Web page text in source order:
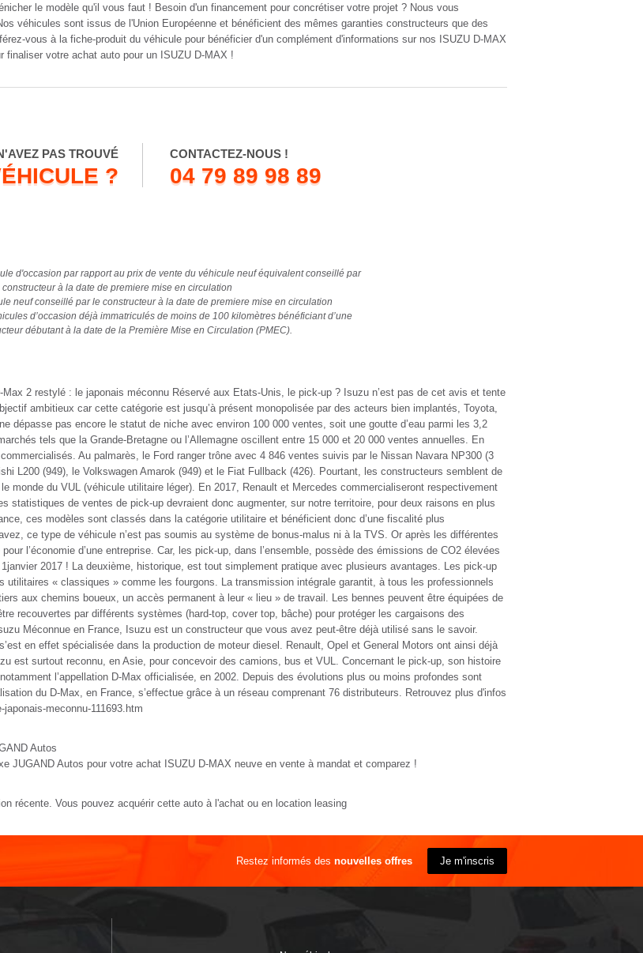
le modèle qu'il vous faut ! Besoin d'un financement pour concrétiser votre projet ? Nous vous
véhicules sont issus de l'Union Européenne et bénéficient des mêmes garanties constructeurs que des
vous à la fiche-produit du véhicule pour bénéficier d'un complément d'informations sur nos ISUZU D-MAX
finaliser votre achat auto pour un ISUZU D-MAX !
PAS TROUVÉ
?
CONTACTEZ-NOUS !
04 79 89 98 89
d'occasion par rapport au prix de vente du véhicule neuf équivalent conseillé par
constructeur à la date de premiere mise en circulation
neuf conseillé par le constructeur à la date de premiere mise en circulation
d’occasion déjà immatriculés de moins de 100 kilomètres bénéficiant d’une
débutant à la date de la Première Mise en Circulation (PMEC).
2 restylé : le japonais méconnu Réservé aux Etats-Unis, le pick-up ? Isuzu n’est pas de cet avis et tente
ambitieux car cette catégorie est jusqu’à présent monopolisée par des acteurs bien implantés, Toyota,
dépasse pas encore le statut de niche avec environ 100 000 ventes, soit une goutte d’eau parmi les 3,2
tels que la Grande-Bretagne ou l’Allemagne oscillent entre 15 000 et 20 000 ventes annuelles. En
Au palmarès, le Ford ranger trône avec 4 846 ventes suivis par le Nissan Navara NP300 (3
L200 (949), le Volkswagen Amarok (949) et le Fiat Fullback (426). Pourtant, les constructeurs semblent de
monde du VUL (véhicule utilitaire léger). En 2017, Renault et Mercedes commercialiseront respectivement
statistiques de ventes de pick-up devraient donc augmenter, sur notre territoire, pour deux raisons en plus
ces modèles sont classés dans la catégorie utilitaire et bénéficient donc d’une fiscalité plus
ce type de véhicule n’est pas soumis au système de bonus-malus ni à la TVS. Or après les différentes
l’économie d’une entreprise. Car, les pick-up, dans l’ensemble, possède des émissions de CO2 élevées
2017 ! La deuxième, historique, est tout simplement pratique avec plusieurs avantages. Les pick-up
utilitaires « classiques » comme les fourgons. La transmission intégrale garantit, à tous les professionnels
aux chemins boueux, un accès permanent à leur « lieu » de travail. Les bennes peuvent être équipées de
recouvertes par différents systèmes (hard-top, cover top, bâche) pour protéger les cargaisons des
Méconnue en France, Isuzu est un constructeur que vous avez peut-être déjà utilisé sans le savoir.
en effet spécialisée dans la production de moteur diesel. Renault, Opel et General Motors ont ainsi déjà
est surtout reconnu, en Asie, pour concevoir des camions, bus et VUL. Concernant le pick-up, son histoire
l’appellation D-Max officialisée, en 2002. Depuis des évolutions plus ou moins profondes sont
du D-Max, en France, s’effectue grâce à un réseau comprenant 76 distributeurs. Retrouvez plus d'infos
meconnu-111693.htm
Autos
JUGAND Autos pour votre achat ISUZU D-MAX neuve en vente à mandat et comparez !
récente. Vous pouvez acquérir cette auto à l'achat ou en location leasing
Restez informés des nouvelles offres Je m'inscris